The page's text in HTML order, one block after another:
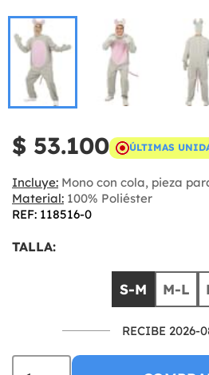
$ 53.100 ÚLTIMAS
Incluye: Mono con cola, pieza
Material: 100% Poliéster
REF: 118516-0
TALLA:
S-M M-L
RECIBE 2026-